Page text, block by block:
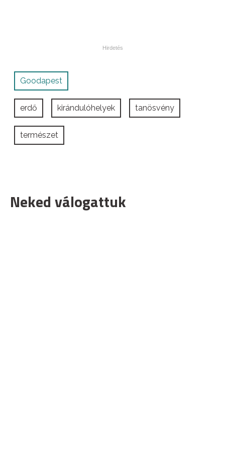
Goodapest
erdő kirándulóhelyek tanösvény
természet
Neked válogattuk